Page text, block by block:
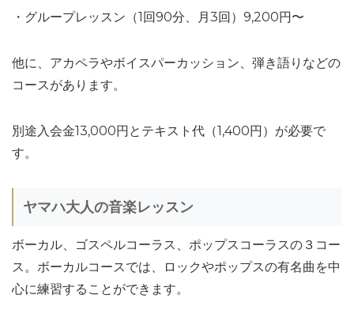
・グループレッスン（1回90分、月3回）9,200円〜
他に、アカペラやボイスパーカッション、弾き語りなどの
コースがあります。
別途入会金13,000円とテキスト代（1,400円）が必要で
す。
ヤマハ大人の音楽レッスン
ボーカル、ゴスペルコーラス、ポップスコーラスの３コー
ス。ボーカルコースでは、ロックやポップスの有名曲を中
心に練習することができます。